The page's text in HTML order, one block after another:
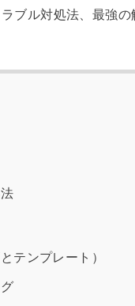
ブル対処法、最強
テンプレート）